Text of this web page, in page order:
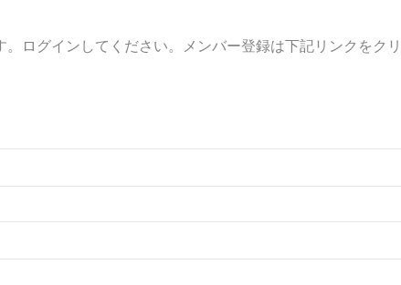
ログインしてください。メンバー登録は下記リンクをク